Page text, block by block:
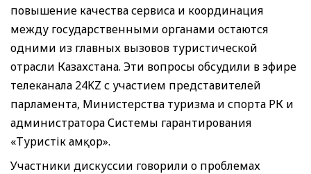
повышение качества сервиса и координация
между государственными органами остаются
одними из главных вызовов туристической
отрасли Казахстана. Эти вопросы обсудили в эфире
телеканала 24KZ с участием представителей
парламента, Министерства туризма и спорта РК и
администратора Системы гарантирования
«Туристік Қамқор».
Участники дискуссии говорили о проблемах